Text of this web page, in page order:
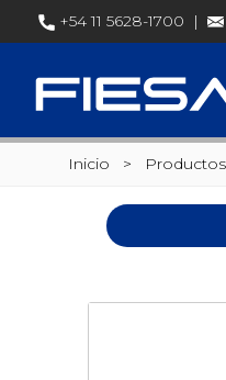
+54 11 5628-1700 |
Inicio >